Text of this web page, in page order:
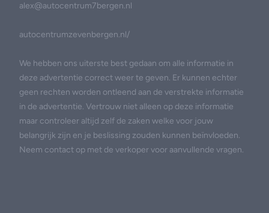
alex@autocentrum7bergen.nl
autocentrumzevenbergen.nl/
We hebben ons uiterste best gedaan om alle informatie in
deze advertentie correct weer te geven. Er kunnen echter
geen rechten worden ontleend aan de verstrekte informatie
in de advertentie. Vertrouw niet alleen op deze informatie
maar controleer altijd zelf de zaken welke voor jouw
belangrijk zijn en je beslissing zouden kunnen beïnvloeden.
Neem contact op met de verkoper voor aanvullende vragen.